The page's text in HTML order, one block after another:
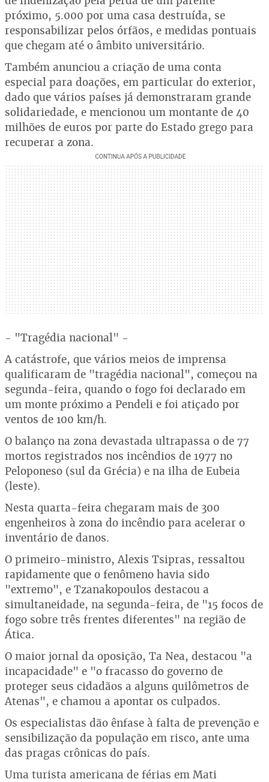
próximo, 5.000 por uma casa destruída, se
responsabilizar pelos órfãos, e medidas pontuais
que chegam até o âmbito universitário.
Também anunciou a criação de uma conta
especial para doações, em particular do exterior,
dado que vários países já demonstraram grande
solidariedade, e mencionou um montante de 40
milhões de euros por parte do Estado grego para
recuperar a zona.
- "Tragédia nacional" -
A catástrofe, que vários meios de imprensa
qualificaram de "tragédia nacional", começou na
segunda-feira, quando o fogo foi declarado em
um monte próximo a Pendeli e foi atiçado por
ventos de 100 km/h.
O balanço na zona devastada ultrapassa o de 77
mortos registrados nos incêndios de 1977 no
Peloponeso (sul da Grécia) e na ilha de Eubeia
(leste).
Nesta quarta-feira chegaram mais de 300
engenheiros à zona do incêndio para acelerar o
inventário de danos.
O primeiro-ministro, Alexis Tsipras, ressaltou
rapidamente que o fenômeno havia sido
"extremo", e Tzanakopoulos destacou a
simultaneidade, na segunda-feira, de "15 focos de
fogo sobre três frentes diferentes" na região de
Ática.
O maior jornal da oposição, Ta Nea, destacou "a
incapacidade" e "o fracasso do governo de
proteger seus cidadãos a alguns quilômetros de
Atenas", e chamou a apontar os culpados.
Os especialistas dão ênfase à falta de prevenção e
sensibilização da população em risco, ante uma
das pragas crônicas do país.
Uma turista americana de férias em Mati